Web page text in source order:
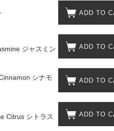
屋 ADD TO
ジャスミン ADD TO
シナモ ADD TO
Citrus シトラス ADD TO